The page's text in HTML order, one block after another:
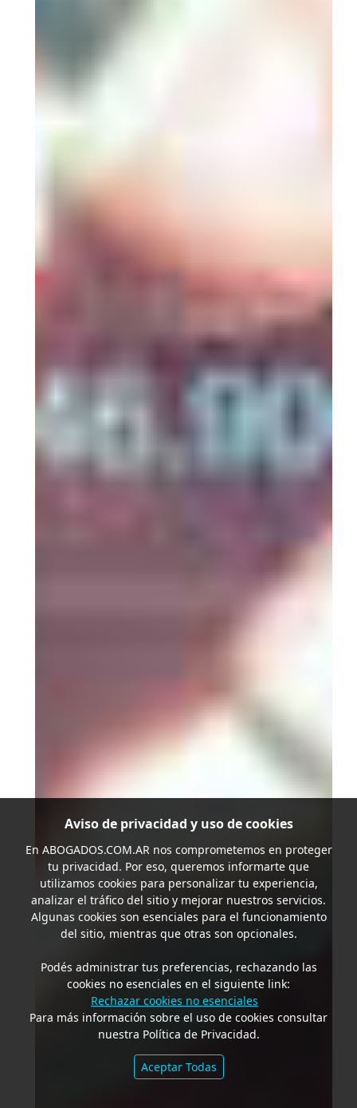
Aviso de privacidad y uso de cookies
En ABOGADOS.COM.ARnos comprometemos en proteger
tu privacidad. Por eso, queremos informarte que
utilizamos cookies para personalizar tu experiencia,
analizar el tráfico del sitio y mejorar nuestros servicios.
Algunas cookies son esenciales para el funcionamiento
del sitio, mientras que otras son opcionales.
Podés administrar tus preferencias, rechazando las
cookies no esenciales en el siguiente link:
Rechazar cookies no esenciales
Para más información sobre el uso de cookies consultar
nuestra Política de Privacidad.
Aceptar Todas